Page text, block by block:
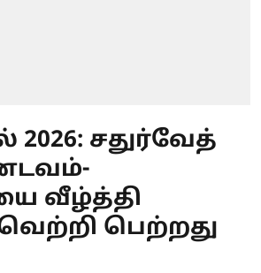
2026: சதுர்வேத்
வீழ்த்தி
பெற்றது